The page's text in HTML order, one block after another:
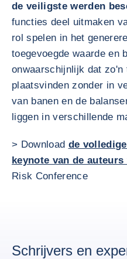
de veiligste werden
functies deel uitmaken
rol spelen in het
toegevoegde waarde en
onwaarschijnlijk dat zo'n
plaatsvinden zonder in
van banen en de
liggen in verschillende
> Download de
keynote van de
Risk Conference
Schrijvers en